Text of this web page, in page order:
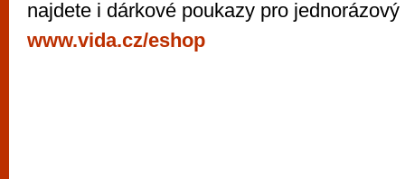
najdete i dárkové poukazy pro jednorázový
www.vida.cz/eshop